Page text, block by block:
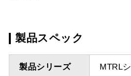
製品スペック
製品シリーズ MTRL